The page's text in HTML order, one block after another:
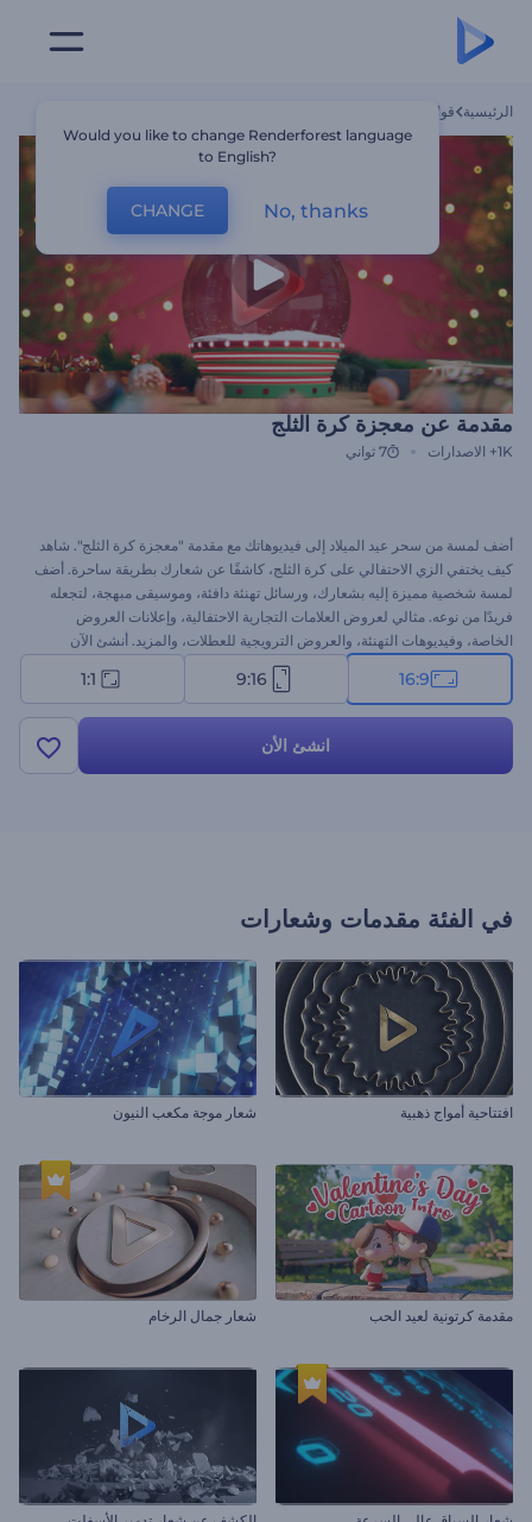
الرئيسية قوالب
مقدمة عن معجزة كرة الثلج
1K+ الاصدارات 7 ثواني
أضف لمسة من سحر عيد الميلاد إلى فيديوهاتك مع مقدمة "معجزة كرة الثلج". شاهد
كيف يختفي الزي الاحتفالي على كرة الثلج، كاشفًا عن شعارك بطريقة ساحرة. أضف
لمسة شخصية مميزة إليه بشعارك، ورسائل تهنئة دافئة، وموسيقى مبهجة، لتجعله
فريدًا من نوعه. مثالي لعروض العلامات التجارية الاحتفالية، وإعلانات العروض
الخاصة، وفيديوهات التهنئة، والعروض الترويجية للعطلات، والمزيد. أنشئ الآن
وشارك روعة العيد في ثوانٍ!
16:9
9:16
1:1
انشئ الأن
في الفئة مقدمات وشعارات
افتتاحية أمواج ذهبية شعار موجة مكعب النيون
مقدمة كرتونية لعيد الحب شعار جمال الرخام
Would you like to change Renderforest language
to English?
CHANGE No, thanks